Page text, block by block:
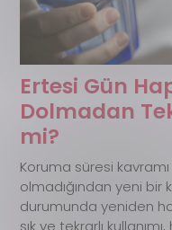
Ertesi Gün
Dolmadan
mi?
Koruma süresi
olmadığından yeni bir
durumunda yeniden
sık ve tekrarlı